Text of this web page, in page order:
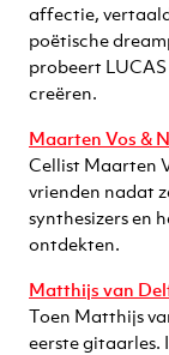
affectie,
poëtische
probeert
creëren.
Maarten Vos &
Cellist Maarten
vrienden nadat
synthesizers en
ontdekten.
Matthijs van
Toen Matthijs
eerste gitaarles.